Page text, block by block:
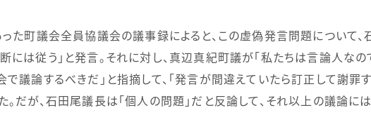
た町議会全員協議会の議事録によると、 この虚偽発言問題について、
には従う」と発言。それに対し、真辺真紀町議が「私たちは言論人なの
で議論するべきだ」と指摘して、「発言が間違えていたら訂正して謝罪
。だが、石田尾議長は「個人の問題」だと反論して、それ以上の議論に